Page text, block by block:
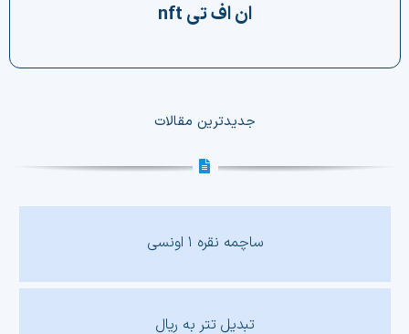
دسته‌بندی ارزها
ان اف تی nft
جدیدترین مقالات
ساچمه نقره ۱ اونسی
تبدیل تتر به ریال